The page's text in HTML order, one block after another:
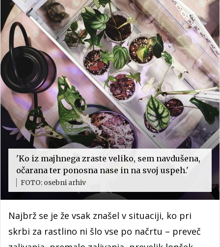
'Ko iz majhnega zraste veliko, sem navdušena,
očarana ter ponosna nase in na svoj uspeh.'
FOTO: osebni arhiv
Najbrž se je že vsak znašel v situaciji, ko pri
skrbi za rastlino ni šlo vse po načrtu – preveč